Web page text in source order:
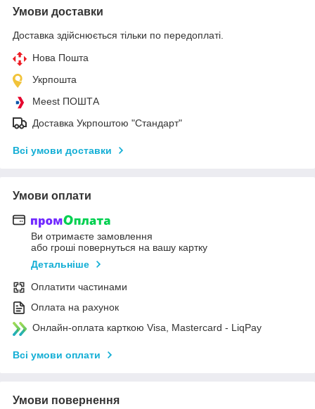
Умови доставки
Доставка здійснюється тільки по передоплаті.
Нова Пошта
Укрпошта
Meest ПОШТА
Доставка Укрпоштою "Стандарт"
Всі умови доставки
Умови оплати
Ви отримаєте замовлення
або гроші повернуться на вашу картку
Детальніше
Оплатити частинами
Оплата на рахунок
Онлайн-оплата карткою Visa, Mastercard - LiqPay
Всі умови оплати
Умови повернення